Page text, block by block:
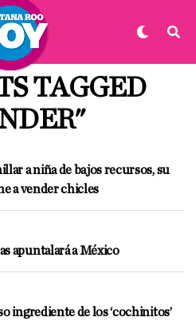
TAGGED
a niña de bajos recursos, su
a vender chicles
apuntalará a México
ingrediente de los ‘cochinitos’